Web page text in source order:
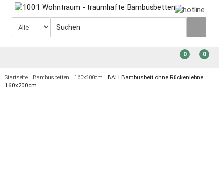
0
0
Startseite Bambusbetten 160x200cm
BALI Bambusbett ohne Rückenlehne
160x200cm